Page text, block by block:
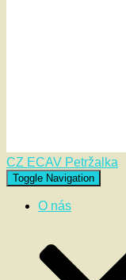
CZ ECAV Petržalka
Toggle Navigation
O nás